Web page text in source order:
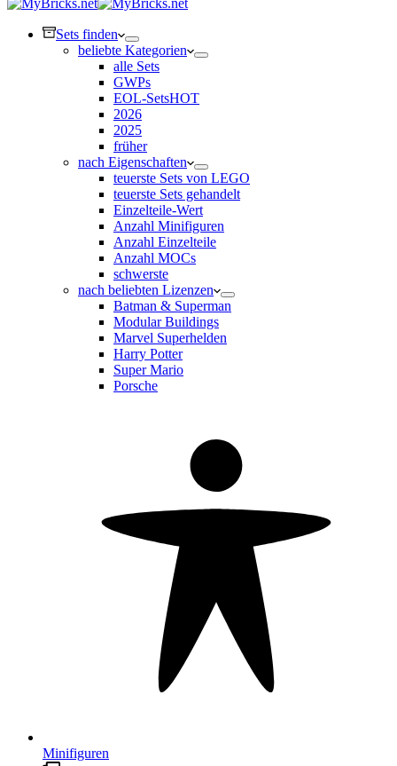
Sets finden
beliebte Kategorien
alle Sets
GWPs
EOL-SetsHOT
2026
2025
früher
nach Eigenschaften
teuerste Sets von LEGO
teuerste Sets gehandelt
Einzelteile-Wert
Anzahl Minifiguren
Anzahl Einzelteile
Anzahl MOCs
schwerste
nach beliebten Lizenzen
Batman & Superman
Modular Buildings
Marvel Superhelden
Harry Potter
Super Mario
Porsche
Minifiguren